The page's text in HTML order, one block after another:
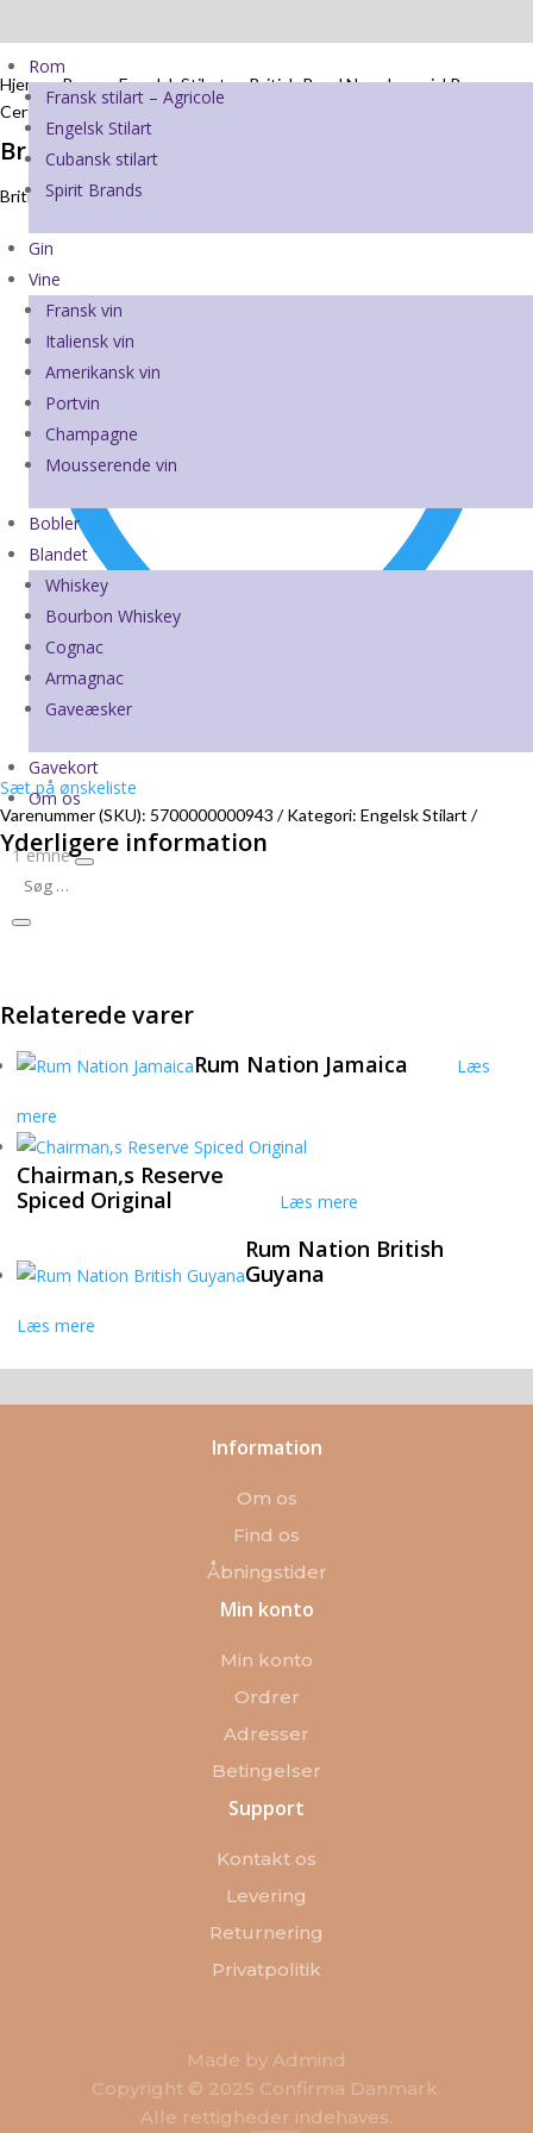
Rom
Fransk stilart – Agricole
Engelsk Stilart
Cubansk stilart
Spirit Brands
Gin
Vine
Fransk vin
Italiensk vin
Amerikansk vin
Portvin
Champagne
Mousserende vin
Bobler
Blandet
Whiskey
Bourbon Whiskey
Cognac
Armagnac
Gaveæsker
Gavekort
Om os
1 emne
Hjem→Rom→Engelsk Stilart→ British Royal Navy Imperial Rum m
Certifikat
British Royal Navy Imperial Rum m Certifikat
British Royal Navy Imperial Rum m Certifikat. 5 Cl
Sæt på ønskeliste
Varenummer (SKU): 5700000000943 Kategori: Engelsk Stilart
Yderligere information
Relaterede varer
Rum Nation Jamaica Læs
mere
Chairman,s Reserve
Spiced Original
Læs mere
Rum Nation British
Guyana
Læs mere
Information
Om os
Find os
Åbningstider
Min konto
Min konto
Ordrer
Adresser
Betingelser
Support
Kontakt os
Levering
Returnering
Privatpolitik
Made by Admind
Copyright © 2025 Confirma Danmark.
Alle rettigheder indehaves.